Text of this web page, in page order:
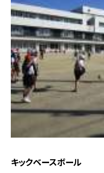
キックベースボール